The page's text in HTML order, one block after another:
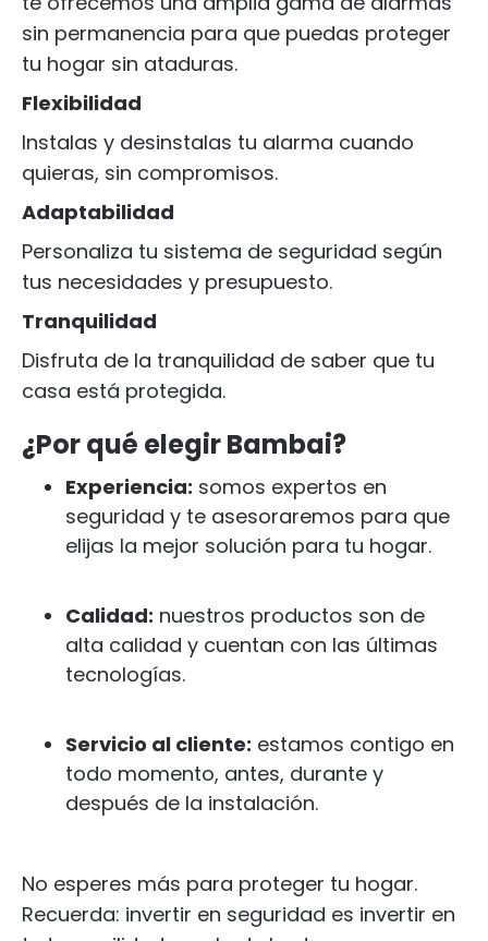
sin permanencia para que puedas proteger
tu hogar sin ataduras.
Flexibilidad
Instalas y desinstalas tu alarma cuando
quieras, sin compromisos.
Adaptabilidad
Personaliza tu sistema de seguridad según
tus necesidades y presupuesto.
Tranquilidad
Disfruta de la tranquilidad de saber que tu
casa está protegida.
¿Por qué elegir Bambai?
Experiencia: somos expertos en
seguridad y te asesoraremos para que
elijas la mejor solución para tu hogar.
Calidad: nuestros productos son de
alta calidad y cuentan con las últimas
tecnologías.
Servicio al cliente: estamos contigo en
todo momento, antes, durante y
después de la instalación.
No esperes más para proteger tu hogar.
Recuerda: invertir en seguridad es invertir en